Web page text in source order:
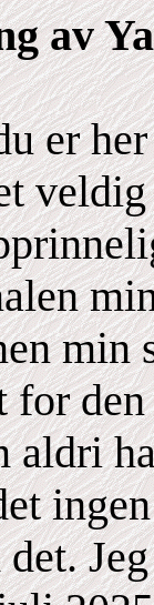
av
er
aldri